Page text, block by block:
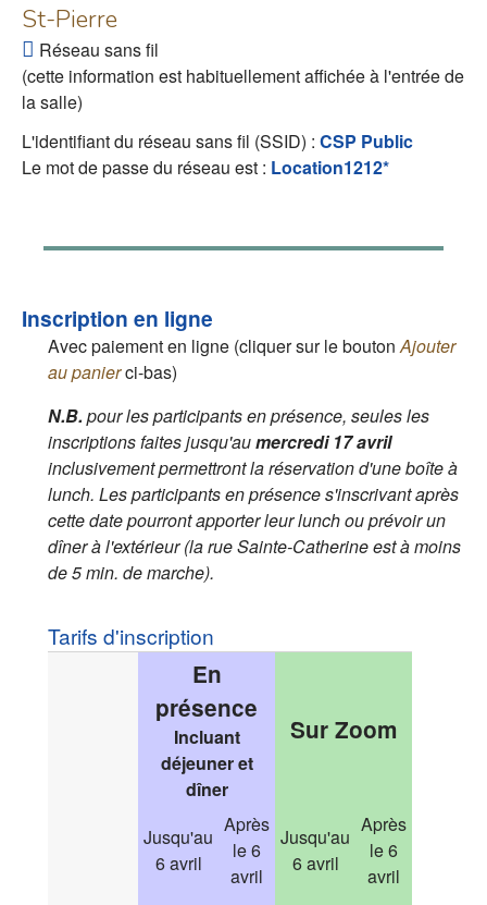
St-Pierre
Réseau sans fil
(cette information est habituellement affichée à l'entrée de
la salle)
L'identifiant du réseau sans fil (SSID) : CSP Public
Le mot de passe du réseau est : Location1212*
Inscription en ligne
Avec paiement en ligne (cliquer sur le bouton Ajouter
au panierci-bas)
N.B. pour les participants en présence, seules les
inscriptions faites jusqu'aumercredi 17 avril
inclusivement permettront la réservation d'une boîte à
lunch. Les participants en présence s'inscrivant après
cette date pourront apporter leur lunch ou prévoir un
dîner à l'extérieur (la rue Sainte-Catherine est à moins
de 5 min. de marche).
Tarifs d'inscription
En
présence
Incluant
déjeuner et
dîner
Sur Zoom
Jusqu'au
6 avril
Après
le 6
avril
Jusqu'au
6 avril
Après
le 6
avril